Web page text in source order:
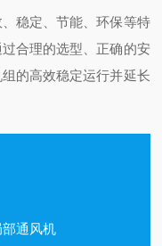
稳定、节能、环保等特
合理的选型、正确的安
的高效稳定运行并延长
通风机